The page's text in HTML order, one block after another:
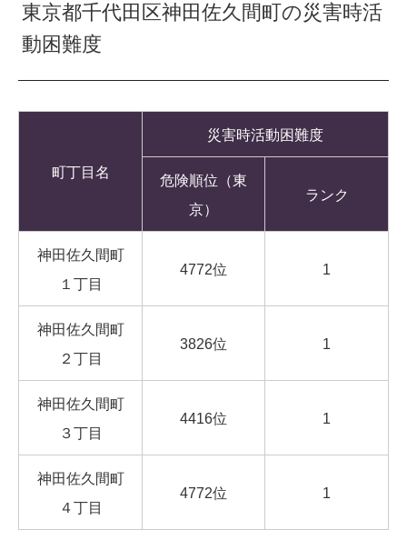
東京都千代田区神田佐久間町の災害時活
動困難度
町丁目名
災害時活動困難度
危険順位（東
京）
ランク
神田佐久間町
１丁目
4772位 1
神田佐久間町
２丁目
3826位 1
神田佐久間町
３丁目
4416位 1
神田佐久間町
４丁目
4772位 1